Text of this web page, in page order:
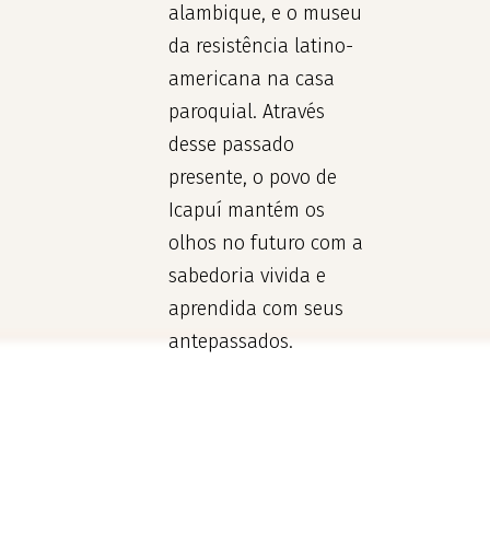
alambique, e o museu
da resistência latino-
americana na casa
paroquial. Através
desse passado
presente, o povo de
Icapuí mantém os
olhos no futuro com a
sabedoria vivida e
aprendida com seus
antepassados.